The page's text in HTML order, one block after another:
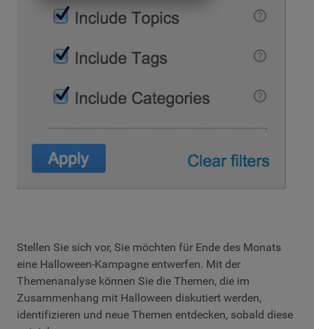
Stellen Sie sich vor, Sie möchten für Ende des Monats
eine Halloween-Kampagne entwerfen. Mit der
Themenanalyse können Sie die Themen, die im
Zusammenhang mit Halloween diskutiert werden,
identifizieren und neue Themen entdecken, sobald diese